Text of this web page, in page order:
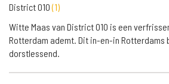
District 010(1)
Witte Maas van District 010 is een
Rotterdam ademt. Dit in-en-in
dorstlessend.